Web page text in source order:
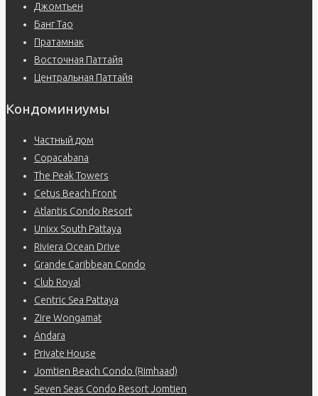
Джомтьен
Банг Тао
Пратамнак
Восточная Паттайя
Центральная Паттайя
Кондоминиумы
Частный дом
Copacabana
The Peak Towers
Cetus Beach Front
Atlantis Condo Resort
Unixx South Pattaya
Riviera Ocean Drive
Grande Caribbean Condo
Club Royal
Centric Sea Pattaya
Zire Wongamat
Andara
Private House
Jomtien Beach Condo (Rimhaad)
Seven Seas Condo Resort Jomtien